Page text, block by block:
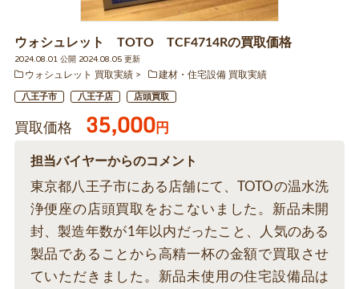
ウォシュレット TOTO TCF4714Rの買取価格
2024.08.01 公開 2024.08.05 更新
ウォシュレット 買取実績
建材・住宅設備 買取実績
八王子市 八王子店 店頭買取
買取価格 35,000円
担当バイヤーからのコメント
東京都八王子市にある店舗にて、TOTOの温水洗
浄便座の店頭買取をおこないました。新品未開
封、製造年数が1年以内だったこと、人気のある
製品であることから高精一杯の金額で買取させ
ていただきました。新品未使用の住宅設備品は